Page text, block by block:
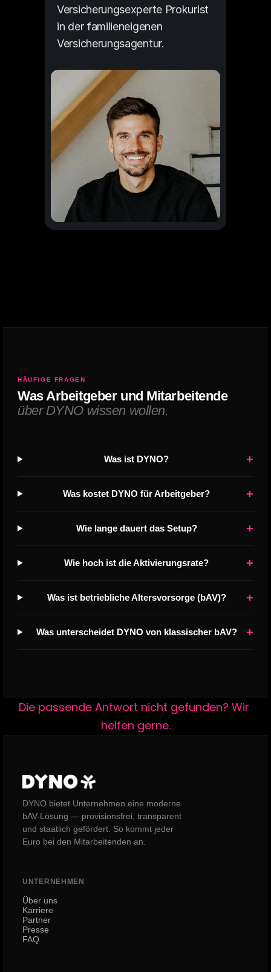
Versicherungsexperte Prokurist
in der familieneigenen
Versicherungsagentur.
HÄUFIGE FRAGEN
Was Arbeitgeber und Mitarbeitende
über DYNO wissen wollen.
Was ist DYNO? +
Was kostet DYNO für Arbeitgeber? +
Wie lange dauert das Setup? +
Wie hoch ist die Aktivierungsrate? +
Was ist betriebliche Altersvorsorge (bAV)? +
Was unterscheidet DYNO von klassischer bAV? +
Die passende Antwort nicht gefunden? Wir
helfen gerne.
DYNO bietet Unternehmen eine moderne
bAV-Lösung — provisionsfrei, transparent
und staatlich gefördert. So kommt jeder
Euro bei den Mitarbeitenden an.
UNTERNEHMEN
Über uns
Karriere
Partner
Presse
FAQ